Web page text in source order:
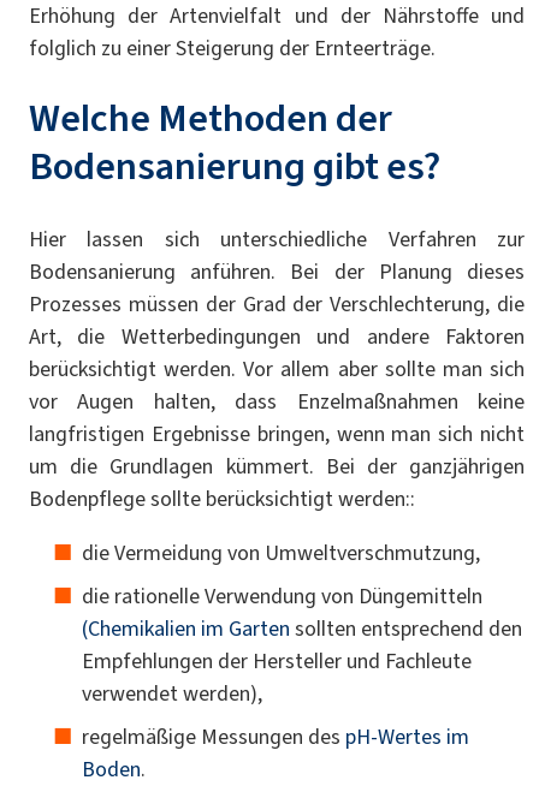
Erhöhung der Artenvielfalt und der Nährstoffe und
folglich zu einer Steigerung der Ernteerträge.
Welche Methoden der
Bodensanierung gibt es?
Hier lassen sich unterschiedliche Verfahren zur
Bodensanierung anführen. Bei der Planung dieses
Prozesses müssen der Grad der Verschlechterung, die
Art, die Wetterbedingungen und andere Faktoren
berücksichtigt werden. Vor allem aber sollte man sich
vor Augen halten, dass Enzelmaßnahmen keine
langfristigen Ergebnisse bringen, wenn man sich nicht
um die Grundlagen kümmert. Bei der ganzjährigen
Bodenpflege sollte berücksichtigt werden::
die Vermeidung von Umweltverschmutzung,
die rationelle Verwendung von Düngemitteln
(Chemikalien im Garten sollten entsprechend den
Empfehlungen der Hersteller und Fachleute
verwendet werden),
regelmäßige Messungen des pH-Wertes im
Boden.